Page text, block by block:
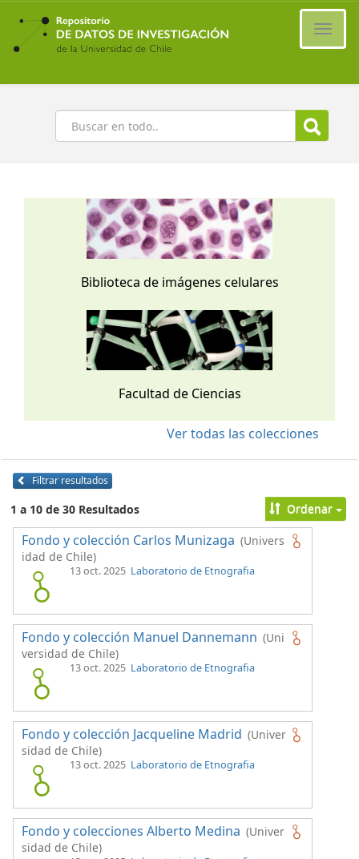
Ir
contenido
principal
Buscar
Biblioteca de imágenes celulares
Facultad de Ciencias
Ver todas las colecciones
Filtrar resultados
1 a 10 de 30 Resultados Ordenar
Fondo y colección Carlos Munizaga (Univers
idad de Chile)
13 oct. 2025 Laboratorio de Etnografia
Fondo y colección Manuel Dannemann (Uni
versidad de Chile)
13 oct. 2025 Laboratorio de Etnografia
Fondo y colección Jacqueline Madrid (Univer
sidad de Chile)
13 oct. 2025 Laboratorio de Etnografia
Fondo y colecciones Alberto Medina (Univer
sidad de Chile)